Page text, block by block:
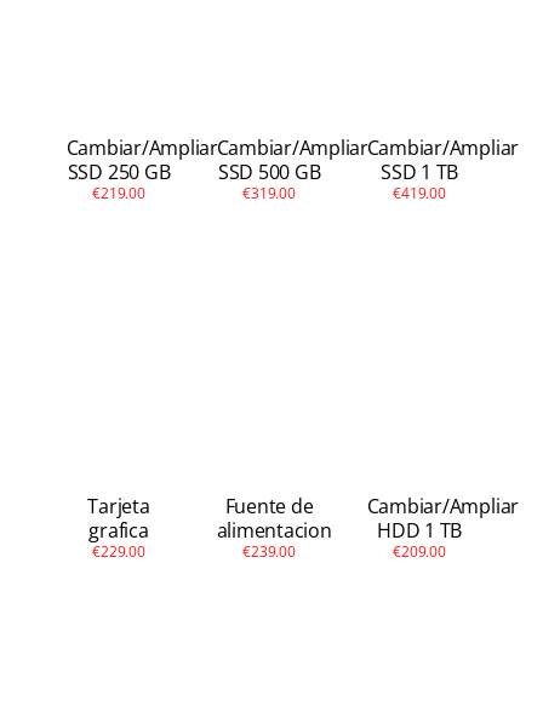
Cambiar/Ampliar
SSD 250 GB
€219.00
Cambiar/Ampliar
SSD 500 GB
€319.00
Cambiar/Ampliar
SSD 1 TB
€419.00
Tarjeta
grafica
€229.00
Fuente de
alimentacion
€239.00
Cambiar/Ampliar
HDD 1 TB
€209.00